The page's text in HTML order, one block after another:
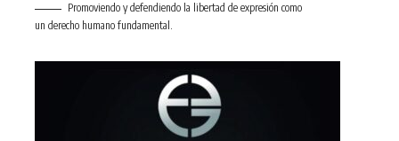
Promoviendo y defendiendo la libertad de expresión como
un derecho humano fundamental.